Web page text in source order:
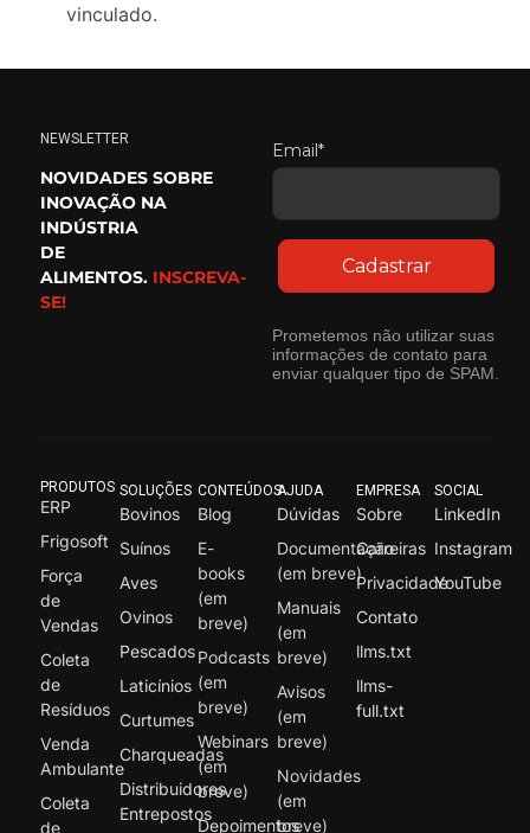
vinculado.
NEWSLETTER
NOVIDADES SOBRE
INOVAÇÃO NA
INDÚSTRIA
DE
ALIMENTOS. INSCREVA-
SE!
Email*
Cadastrar
Prometemos não utilizar suas
informações de contato para
enviar qualquer tipo de SPAM.
PRODUTOS
ERP
Frigosoft
Força
de
Vendas
Coleta
de
Resíduos
Venda
Ambulante
Coleta
de
SOLUÇÕES
Bovinos
Suínos
Aves
Ovinos
Pescados
Laticínios
Curtumes
Charqueadas
Distribuidores
Entrepostos
CONTEÚDOS
Blog
E-
books
(em
breve)
Podcasts
(em
breve)
Webinars
(em
breve)
Depoimentos
AJUDA
Dúvidas
Documentação
(em breve)
Manuais
(em
breve)
Avisos
(em
breve)
Novidades
(em
breve)
EMPRESA
Sobre
Carreiras
Privacidade
Contato
llms.txt
llms-
full.txt
SOCIAL
LinkedIn
Instagram
YouTube